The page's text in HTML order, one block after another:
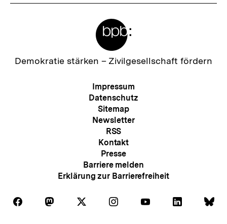
Zur
Demokratie stärken – Zivilgesellschaft fördern
Meta-
Navigation
Impressum
Datenschutz
Sitemap
Newsletter
RSS
Kontakt
Presse
Barriere melden
Erklärung zur Barrierefreiheit
Folgen
Auf
Folgen Folgen Folgen
Auf
Folgen Folgen